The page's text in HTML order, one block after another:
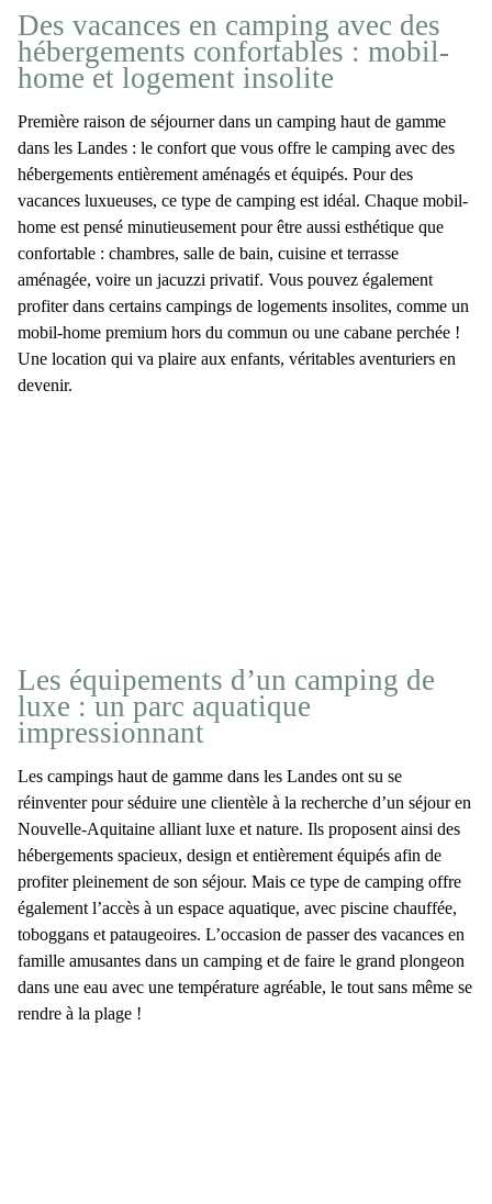
Des vacances en camping avec des
hébergements confortables : mobil-
home et logement insolite
Première raison de séjourner dans un camping haut de gamme
dans les Landes : le confort que vous offre le camping avec des
hébergements entièrement aménagés et équipés. Pour des
vacances luxueuses, ce type de camping est idéal. Chaque mobil-
home est pensé minutieusement pour être aussi esthétique que
confortable : chambres, salle de bain, cuisine et terrasse
aménagée, voire un jacuzzi privatif. Vous pouvez également
profiter dans certains campings de logements insolites, comme un
mobil-home premium hors du commun ou une cabane perchée !
Une location qui va plaire aux enfants, véritables aventuriers en
devenir.
Les équipements d’un camping de
luxe : un parc aquatique
impressionnant
Les campings haut de gamme dans les Landes ont su se
réinventer pour séduire une clientèle à la recherche d’un séjour en
Nouvelle-Aquitaine alliant luxe et nature. Ils proposent ainsi des
hébergements spacieux, design et entièrement équipés afin de
profiter pleinement de son séjour. Mais ce type de camping offre
également l’accès à un espace aquatique, avec piscine chauffée,
toboggans et pataugeoires. L’occasion de passer des vacances en
famille amusantes dans un camping et de faire le grand plongeon
dans une eau avec une température agréable, le tout sans même se
rendre à la plage !